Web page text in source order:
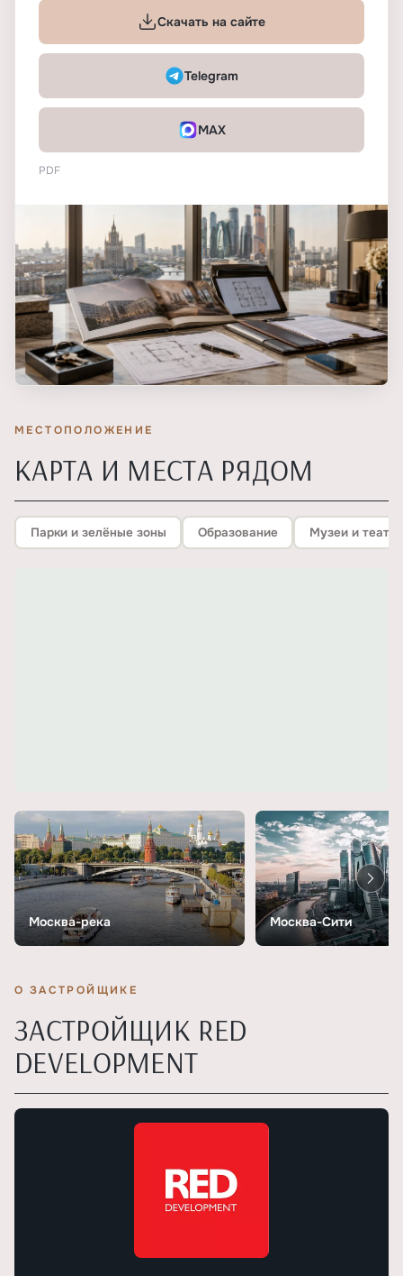
Скачать на сайте
Telegram
MAX
PDF
МЕСТОПОЛОЖЕНИЕ
КАРТА И МЕСТА РЯДОМ
Парки и зелёные зоны Образование Музеи и
Москва-река Москва-Сити
О ЗАСТРОЙЩИКЕ
ЗАСТРОЙЩИК RED
DEVELOPMENT